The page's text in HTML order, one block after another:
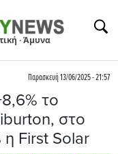
· Άμυνα
Παρασκευή 13/06/2025 - 21:57
το
στο
η First Solar